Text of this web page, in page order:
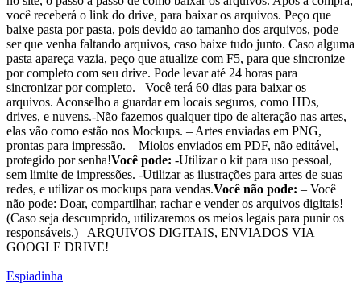
você receberá o link do drive, para baixar os arquivos. Peço que
baixe pasta por pasta, pois devido ao tamanho dos arquivos, pode
ser que venha faltando arquivos, caso baixe tudo junto. Caso alguma
pasta apareça vazia, peço que atualize com F5, para que sincronize
por completo com seu drive. Pode levar até 24 horas para
sincronizar por completo.– Você terá 60 dias para baixar os
arquivos. Aconselho a guardar em locais seguros, como HDs,
drives, e nuvens.-Não fazemos qualquer tipo de alteração nas artes,
elas vão como estão nos Mockups. – Artes enviadas em PNG,
prontas para impressão. – Miolos enviados em PDF, não editável,
protegido por senha!Você pode: -Utilizar o kit para uso pessoal,
sem limite de impressões. -Utilizar as ilustrações para artes de suas
redes, e utilizar os mockups para vendas.Você não pode: – Você
não pode: Doar, compartilhar, rachar e vender os arquivos digitais!
(Caso seja descumprido, utilizaremos os meios legais para punir os
responsáveis.)– ARQUIVOS DIGITAIS, ENVIADOS VIA
GOOGLE DRIVE!
Espiadinha